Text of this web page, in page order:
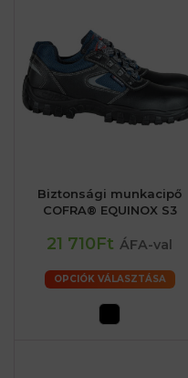
Biztonsági munkacipő
COFRA® EQUINOX S3
21 710Ft ÁFA-val
OPCIÓK VÁLASZTÁSA